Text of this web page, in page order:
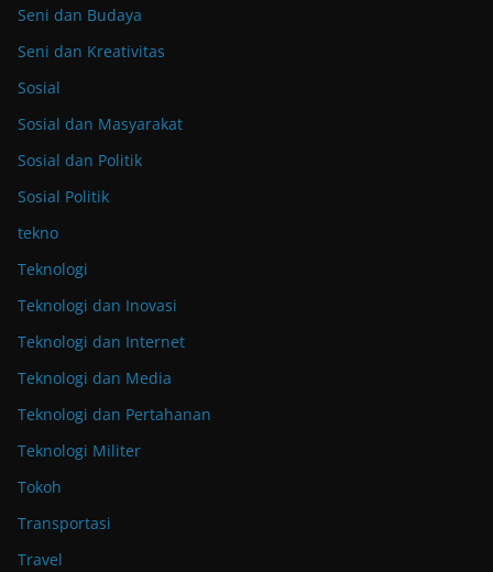
Seni dan Budaya
Seni dan Kreativitas
Sosial
Sosial dan Masyarakat
Sosial dan Politik
Sosial Politik
tekno
Teknologi
Teknologi dan Inovasi
Teknologi dan Internet
Teknologi dan Media
Teknologi dan Pertahanan
Teknologi Militer
Tokoh
Transportasi
Travel